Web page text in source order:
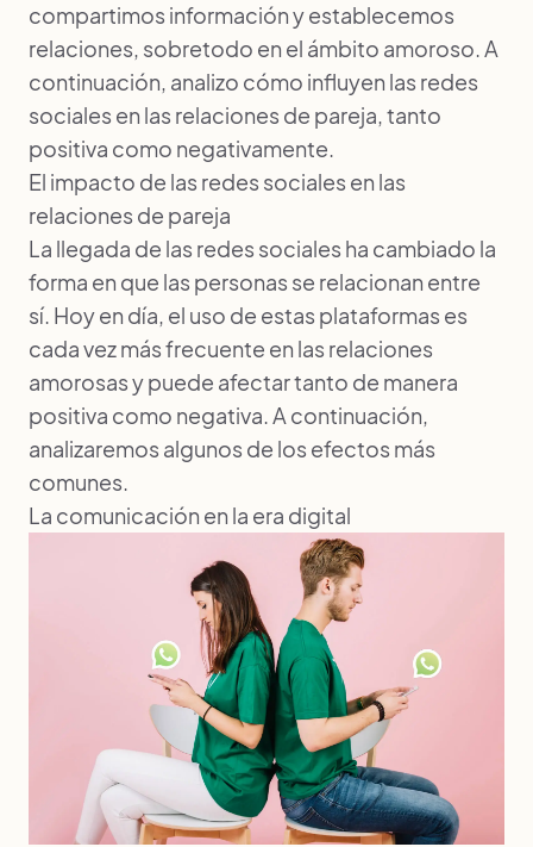
compartimos información y establecemos
relaciones, sobretodo en el ámbito amoroso. A
continuación, analizo cómo influyen las redes
sociales en las relaciones de pareja, tanto
positiva como negativamente.
El impacto de las redes sociales en las
relaciones de pareja
La llegada de las redes sociales ha cambiado la
forma en que las personas se relacionan entre
sí. Hoy en día, el uso de estas plataformas es
cada vez más frecuente en las relaciones
amorosas y puede afectar tanto de manera
positiva como negativa. A continuación,
analizaremos algunos de los efectos más
comunes.
La comunicación en la era digital